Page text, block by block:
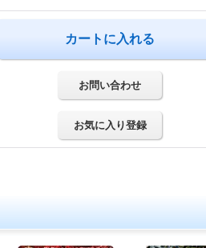
お問い合わせ
お気に入り登録